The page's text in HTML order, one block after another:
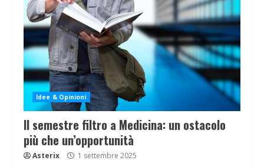
Idee & Opinioni
Il semestre filtro a Medicina: un ostacolo
più che un’opportunità
Asterix 1 settembre 2025